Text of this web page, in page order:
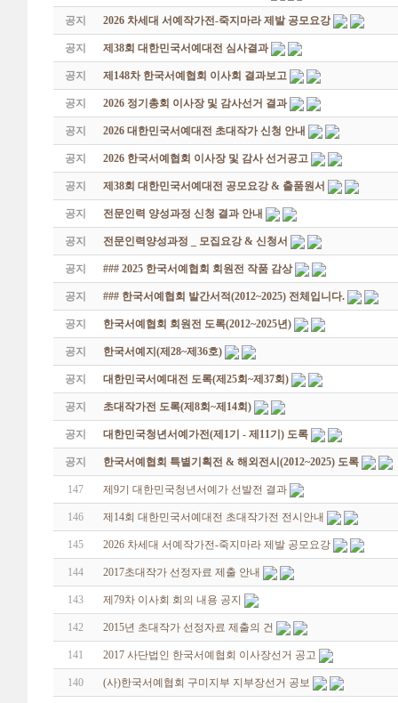
공지 2026 차세대 서예작가전-죽지마라 제발 공모요강
공지 제38회 대한민국서예대전 심사결과
공지 제148차 한국서예협회 이사회 결과보고
공지 2026 정기총회 이사장 및 감사선거 결과
공지 2026 대한민국서예대전 초대작가 신청 안내
공지 2026 한국서예협회 이사장 및 감사 선거공고
공지 제38회 대한민국서예대전 공모요강 & 출품원서
공지 전문인력 양성과정 신청 결과 안내
공지 전문인력양성과정 _ 모집요강 & 신청서
공지 ### 2025 한국서예협회 회원전 작품 감상
공지 ### 한국서예협회 발간서적(2012~2025) 전체입니다.
공지 한국서예협회 회원전 도록(2012~2025년)
공지 한국서예지(제28~제36호)
공지 대한민국서예대전 도록(제25회~제37회)
공지 초대작가전 도록(제8회~제14회)
공지 대한민국청년서예가전(제1기 - 제11기) 도록
공지 한국서예협회 특별기획전 & 해외전시(2012~2025) 도록
147 제9기 대한민국청년서예가 선발전 결과
146 제14회 대한민국서예대전 초대작가전 전시안내
145 2026 차세대 서예작가전-죽지마라 제발 공모요강
144 2017초대작가 선정자료 제출 안내
143 제79차 이사회 회의 내용 공지
142 2015년 초대작가 선정자료 제출의 건
141 2017 사단법인 한국서예협회 이사장선거 공고
140 (사)한국서예협회 구미지부 지부장선거 공보